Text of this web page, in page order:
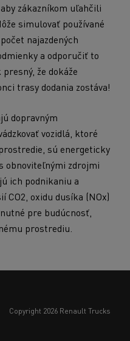
zákazníkom uľahčili
simulovať používané
najazdených
a odporučiť to
že dokáže
trasy dodania zostáva!
dopravným
vozidlá, ktoré
sú energeticky
obnoviteľnými zdrojmi
ich podnikaniu a
CO2, oxidu dusíka (NOx)
pre budúcnosť,
prostrediu.
copyright 2026 Renault Trucks